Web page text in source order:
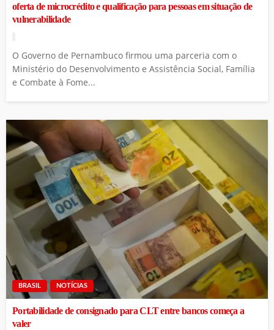
oferta de microcrédito e qualificação para pessoas em situação de
vulnerabilidade
O Governo de Pernambuco firmou uma parceria com o
Ministério do Desenvolvimento e Assistência Social, Família
e Combate à Fome...
BRASIL NOTÍCIAS
Portabilidade de consignado para CLT entre bancos começa a
valer